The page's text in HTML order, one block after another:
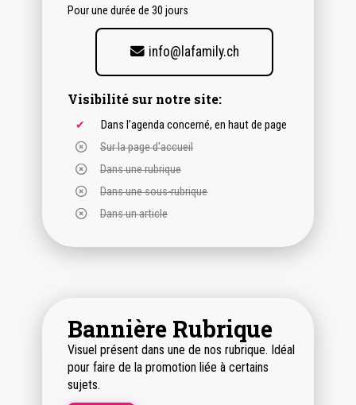
Pour une durée de 30 jours
info@lafamily.ch
Visibilité sur notre site:
Dans l’agenda concerné, en haut de page
Sur la page d'accueil
Dans une rubrique
Dans une sous-rubrique
Dans un article
Bannière Rubrique
Visuel présent dans une de nos rubrique. Idéal
pour faire de la promotion liée à certains
sujets.